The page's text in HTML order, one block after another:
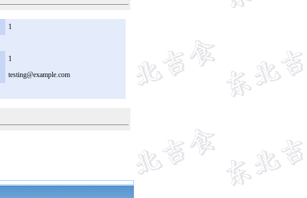
1
1
testing@example.com